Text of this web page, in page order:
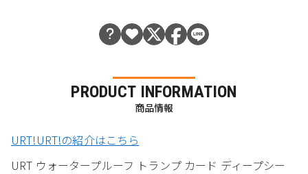
PRODUCT INFORMATION
商品情報
URT!URT!の紹介はこちら
URT ウォータープルーフ トランプ カード ディープシー